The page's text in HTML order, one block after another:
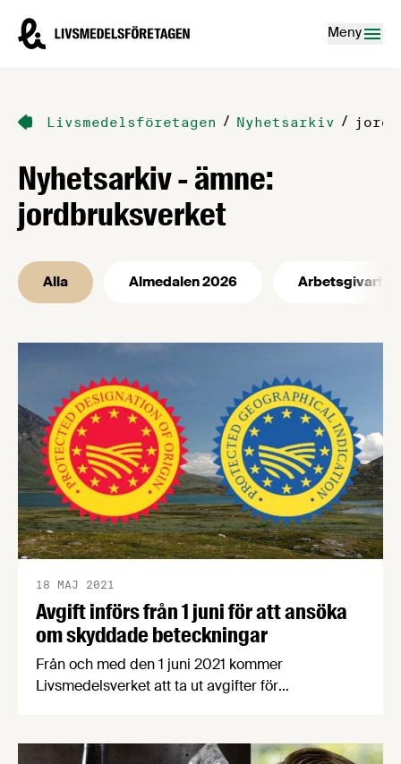
Livsmedelsföretagen – till startsidan
Meny
Livsmedelsföretagen / Nyhetsarkiv /
Nyhetsarkiv - ämne:
jordbruksverket
Alla Almedalen 2026
Avgift införs från 1 juni för att ansöka
om skyddade beteckningar
18 MAJ 2021
Från och med den 1 juni 2021 kommer
Livsmedelsverket att ta ut avgifter för
samrådsbegäran om status för nytt livsmedel. De